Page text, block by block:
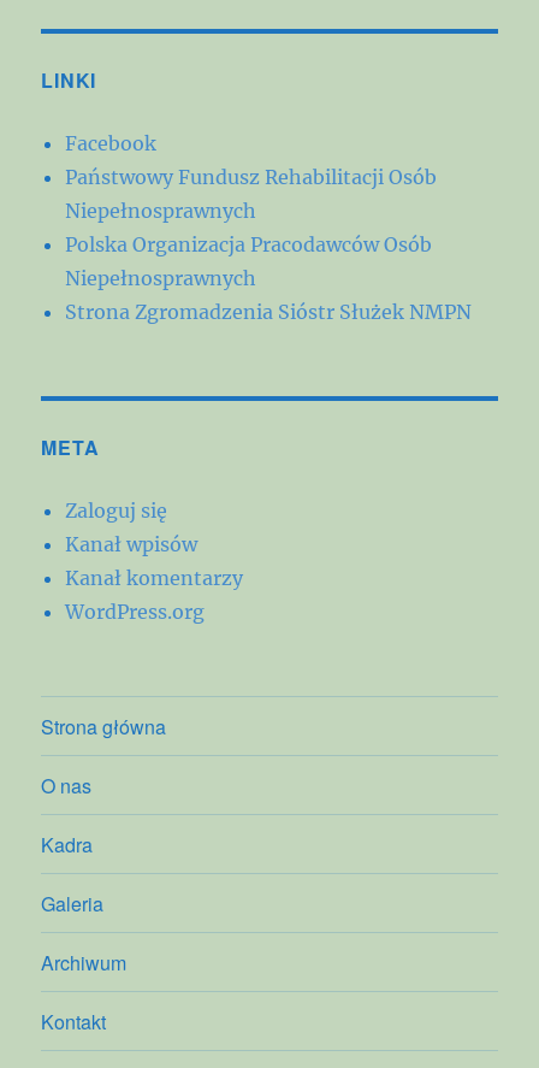
LINKI
Facebook
Państwowy Fundusz Rehabilitacji Osób
Niepełnosprawnych
Polska Organizacja Pracodawców Osób
Niepełnosprawnych
Strona Zgromadzenia Sióstr Służek NMPN
META
Zaloguj się
Kanał wpisów
Kanał komentarzy
WordPress.org
Strona główna
O nas
Kadra
Galeria
Archiwum
Kontakt